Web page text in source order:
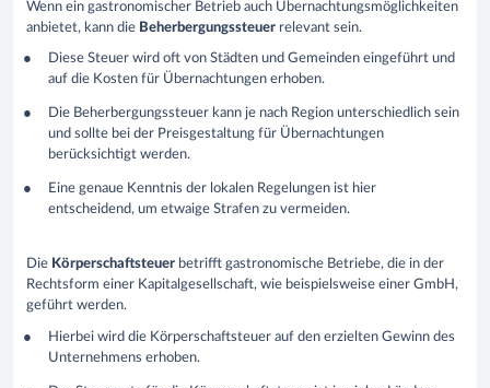
Wenn ein gastronomischer Betrieb auch Übernachtungsmöglichkeiten
anbietet, kann die Beherbergungssteuer relevant sein.
Diese Steuer wird oft von Städten und Gemeinden eingeführt und
auf die Kosten für Übernachtungen erhoben.
Die Beherbergungssteuer kann je nach Region unterschiedlich sein
und sollte bei der Preisgestaltung für Übernachtungen
berücksichtigt werden.
Eine genaue Kenntnis der lokalen Regelungen ist hier
entscheidend, um etwaige Strafen zu vermeiden.
Die Körperschaftsteuer betrifft gastronomische Betriebe, die in der
Rechtsform einer Kapitalgesellschaft, wie beispielsweise einer GmbH,
geführt werden.
Hierbei wird die Körperschaftsteuer auf den erzielten Gewinn des
Unternehmens erhoben.